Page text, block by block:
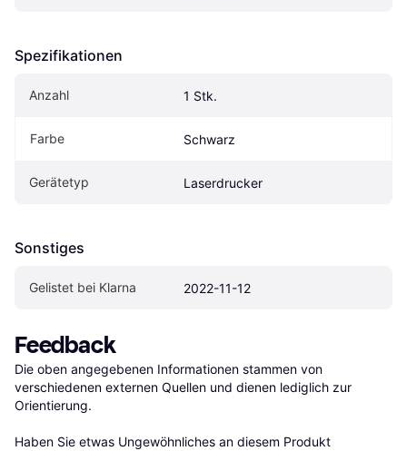
Spezifikationen
Anzahl 1 Stk.
Farbe Schwarz
Gerätetyp Laserdrucker
Sonstiges
Gelistet bei Klarna 2022-11-12
Feedback
Die oben angegebenen Informationen stammen von
verschiedenen externen Quellen und dienen lediglich zur
Orientierung.
Haben Sie etwas Ungewöhnliches an diesem Produkt